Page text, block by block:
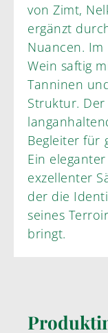
von Zimt,
ergänzt
Nuancen.
Wein saftig
Tanninen
Struktur.
Begleiter für
Ein
exzellenter
der die
seines
bringt.